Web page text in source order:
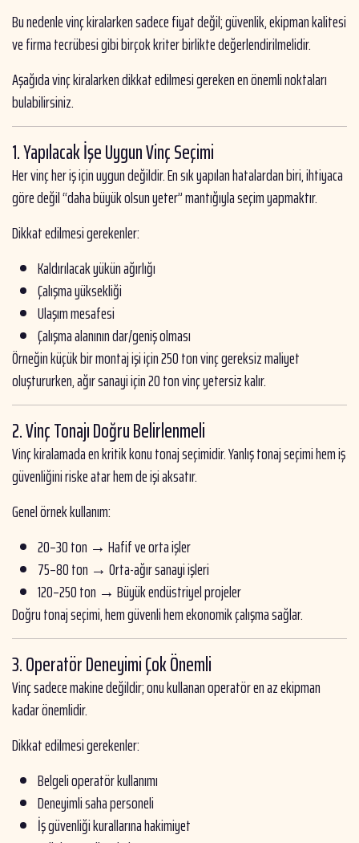
Bu nedenle vinç kiralarken sadece fiyat değil; güvenlik, ekipman kalitesi
ve firma tecrübesi gibi birçok kriter birlikte değerlendirilmelidir.
Aşağıda vinç kiralarken dikkat edilmesi gereken en önemli noktaları
bulabilirsiniz.
1. Yapılacak İşe Uygun Vinç Seçimi
Her vinç her iş için uygun değildir. En sık yapılan hatalardan biri, ihtiyaca
göre değil “daha büyük olsun yeter” mantığıyla seçim yapmaktır.
Dikkat edilmesi gerekenler:
Kaldırılacak yükün ağırlığı
Çalışma yüksekliği
Ulaşım mesafesi
Çalışma alanının dar/geniş olması
Örneğin küçük bir montaj işi için 250 ton vinç gereksiz maliyet
oluştururken, ağır sanayi için 20 ton vinç yetersiz kalır.
2. Vinç Tonajı Doğru Belirlenmeli
Vinç kiralamada en kritik konu tonaj seçimidir. Yanlış tonaj seçimi hem iş
güvenliğini riske atar hem de işi aksatır.
Genel örnek kullanım:
20–30 ton → Hafif ve orta işler
75–80 ton → Orta-ağır sanayi işleri
120–250 ton → Büyük endüstriyel projeler
Doğru tonaj seçimi, hem güvenli hem ekonomik çalışma sağlar.
3. Operatör Deneyimi Çok Önemli
Vinç sadece makine değildir; onu kullanan operatör en az ekipman
kadar önemlidir.
Dikkat edilmesi gerekenler:
Belgeli operatör kullanımı
Deneyimli saha personeli
İş güvenliği kurallarına hakimiyet